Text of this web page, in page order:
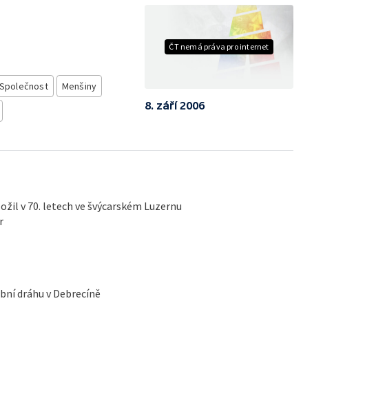
Společnost
Menšiny
ČT nemá práva pro internet
8. září 2006
v 70. letech ve švýcarském Luzernu
dráhu v Debrecíně